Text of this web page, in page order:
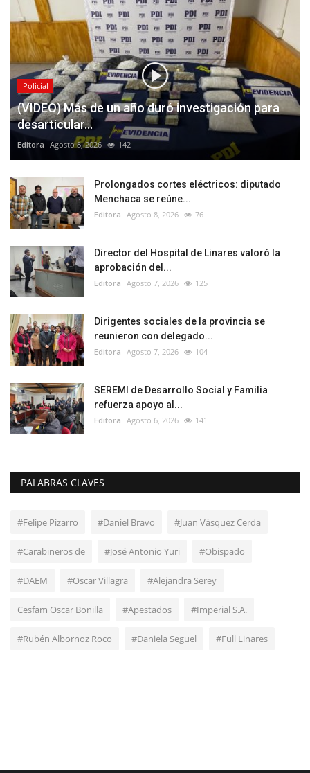
Policial
(VIDEO) Más de un año duró investigación para
desarticular...
Editora Agosto 8, 2026 142
Prolongados cortes eléctricos: diputado
Menchaca se reúne...
Editora Agosto 8, 2026 76
Director del Hospital de Linares valoró la
aprobación del...
Editora Agosto 7, 2026 125
Dirigentes sociales de la provincia se
reunieron con delegado...
Editora Agosto 7, 2026 104
SEREMI de Desarrollo Social y Familia
refuerza apoyo al...
Editora Agosto 6, 2026 141
PALABRAS CLAVES
#Felipe Pizarro #Daniel Bravo #Juan Vásquez Cerda
#Carabineros de #José Antonio Yuri #Obispado
#DAEM #Oscar Villagra #Alejandra Serey
Cesfam Oscar Bonilla #Apestados #Imperial S.A.
#Rubén Albornoz Roco #Daniela Seguel #Full Linares